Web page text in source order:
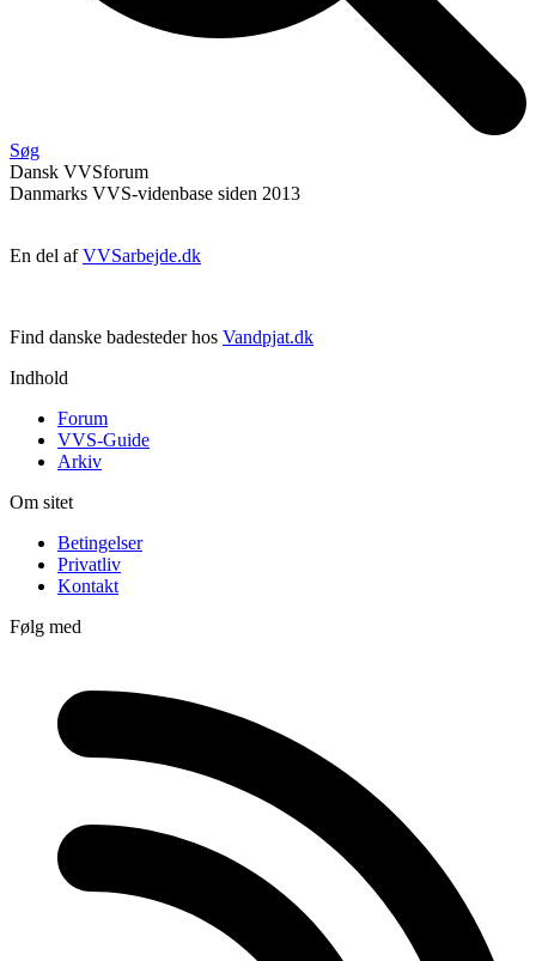
Søg
Dansk VVSforum
Danmarks VVS-videnbase siden 2013
En del afVVSarbejde.dk
Find danske badesteder hos Vandpjat.dk
Indhold
Forum
VVS-Guide
Arkiv
Om sitet
Betingelser
Privatliv
Kontakt
Følg med